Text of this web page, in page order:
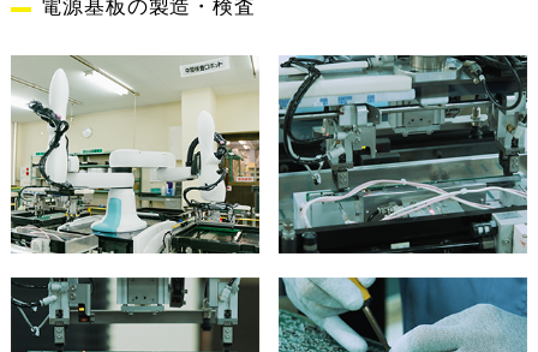
電源基板の製造・検査